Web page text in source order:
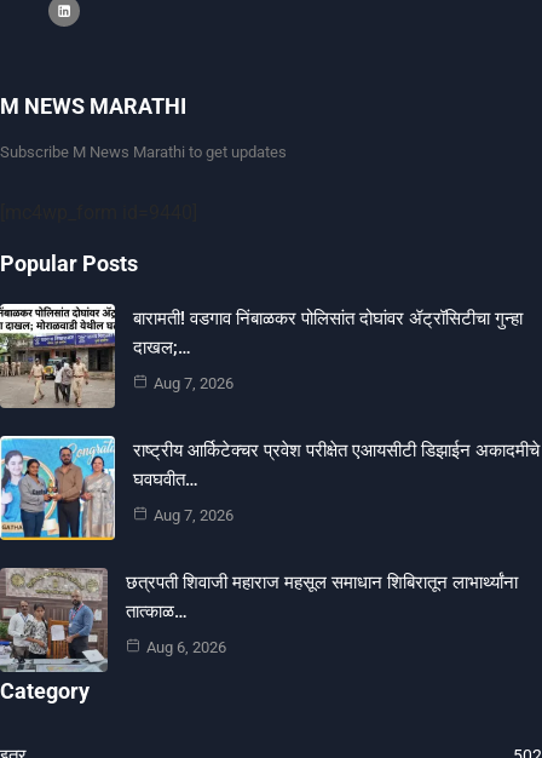
M NEWS MARATHI
Subscribe M News Marathi to get updates
Popular Posts
बारामती! वडगाव निंबाळकर पोलिसांत दोघांवर ॲट्रॉसिटीचा गुन्हा
दाखल;…
Aug 7, 2026
राष्ट्रीय आर्किटेक्चर प्रवेश परीक्षेत एआयसीटी डिझाईन अकादमीचे
घवघवीत…
Aug 7, 2026
छत्रपती शिवाजी महाराज महसूल समाधान शिबिरातून लाभार्थ्यांना
तात्काळ…
Aug 6, 2026
Category